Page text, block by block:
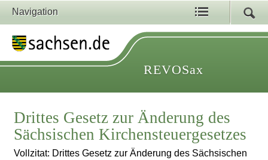
Navigation
REVOSax
Drittes Gesetz zur Änderung des
Sächsischen Kirchensteuergesetzes
Vollzitat: Drittes Gesetz zur Änderung des Sächsischen